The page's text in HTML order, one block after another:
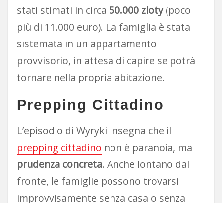
stati stimati in circa 50.000 zloty(poco
più di 11.000 euro). La famiglia è stata
sistemata in un appartamento
provvisorio, in attesa di capire se potrà
tornare nella propria abitazione.
Prepping Cittadino
L’episodio di Wyryki insegna che il
prepping cittadino non è paranoia, ma
prudenza concreta. Anche lontano dal
fronte, le famiglie possono trovarsi
improvvisamente senza casa o senza